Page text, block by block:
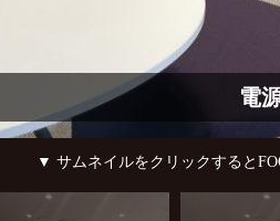
電
▼ サムネイルをクリックすると